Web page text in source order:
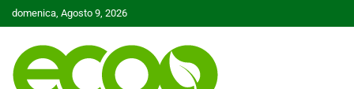
Skip
to
domenica, Agosto 9, 2026